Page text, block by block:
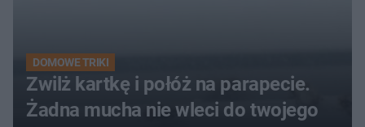
DOMOWE TRIKI
Zwilż kartkę i połóż na parapecie.
Żadna mucha nie wleci do twojego